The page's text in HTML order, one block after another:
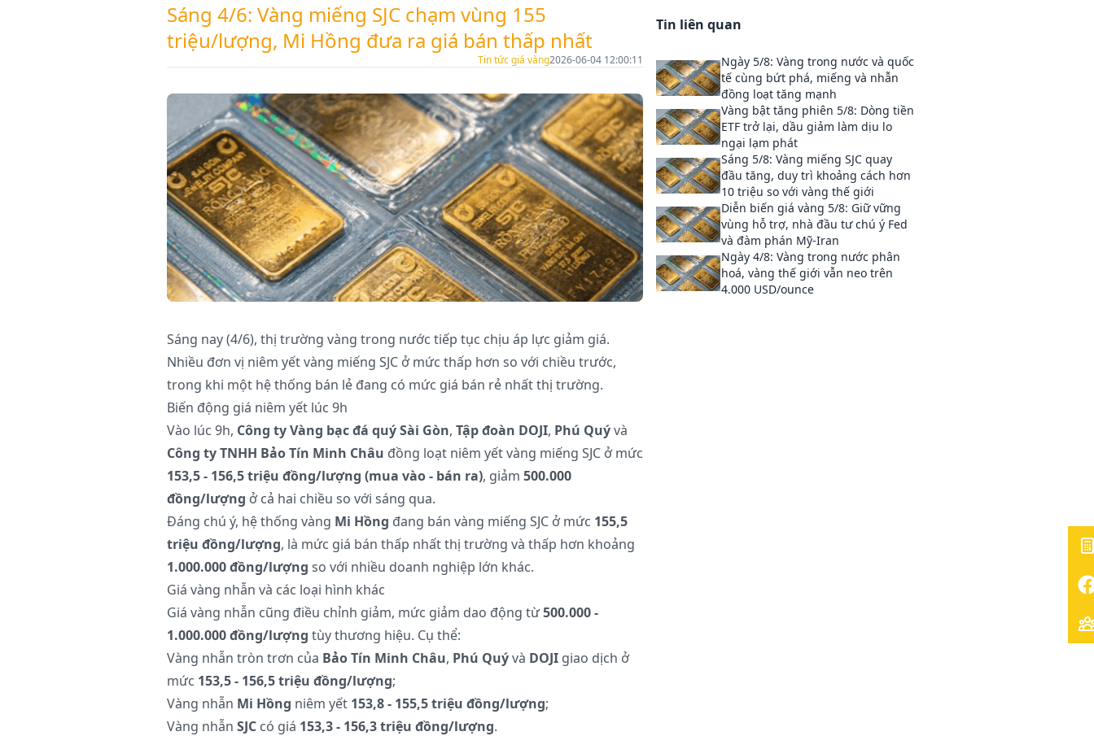
Sáng 4/6: Vàng miếng SJC chạm vùng 155
triệu/lượng, Mi Hồng đưa ra giá bán thấp nhất
Tin tức giá vàng2026-06-04 12:00:11
Sáng nay (4/6), thị trường vàng trong nước tiếp tục chịu áp lực giảm giá.
Nhiều đơn vị niêm yết vàng miếng SJC ở mức thấp hơn so với chiều trước,
trong khi một hệ thống bán lẻ đang có mức giá bán rẻ nhất thị trường.
Biến động giá niêm yết lúc 9h
Vào lúc 9h, Công ty Vàng bạc đá quý Sài Gòn, Tập đoàn DOJI, Phú Quývà
Công ty TNHH Bảo Tín Minh Châu đồng loạt niêm yết vàng miếng SJC ở mức
153,5 - 156,5 triệu đồng/lượng (mua vào - bán ra), giảm 500.000
đồng/lượng ở cả hai chiều so với sáng qua.
Đáng chú ý, hệ thống vàng Mi Hồng đang bán vàng miếng SJC ở mức 155,5
triệu đồng/lượng, là mức giá bán thấp nhất thị trường và thấp hơn khoảng
1.000.000 đồng/lượng so với nhiều doanh nghiệp lớn khác.
Giá vàng nhẫn và các loại hình khác
Giá vàng nhẫn cũng điều chỉnh giảm, mức giảm dao động từ500.000 -
1.000.000 đồng/lượng tùy thương hiệu. Cụ thể:
Vàng nhẫn tròn trơn của Bảo Tín Minh Châu, Phú Quývà DOJIgiao dịch ở
mức 153,5 - 156,5 triệu đồng/lượng;
Vàng nhẫn Mi Hồng niêm yết 153,8 - 155,5 triệu đồng/lượng;
Vàng nhẫn SJCcó giá 153,3 - 156,3 triệu đồng/lượng.
Tin liên quan
Ngày 5/8: Vàng trong nước và quốc
tế cùng bứt phá, miếng và nhẫn
đồng loạt tăng mạnh
Vàng bật tăng phiên 5/8: Dòng tiền
ETF trở lại, dầu giảm làm dịu lo
ngại lạm phát
Sáng 5/8: Vàng miếng SJC quay
đầu tăng, duy trì khoảng cách hơn
10 triệu so với vàng thế giới
Diễn biến giá vàng 5/8: Giữ vững
vùng hỗ trợ, nhà đầu tư chú ý Fed
và đàm phán Mỹ‑Iran
Ngày 4/8: Vàng trong nước phân
hoá, vàng thế giới vẫn neo trên
4.000 USD/ounce